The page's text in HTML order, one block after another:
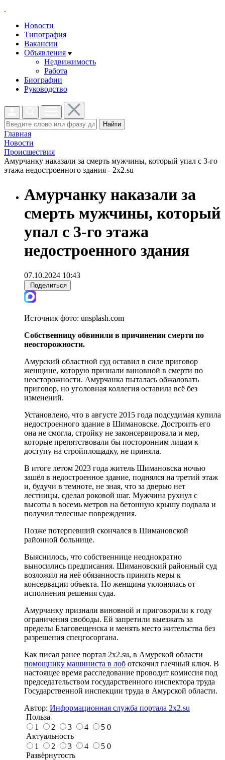
Новости
Типография
Вакансии
Объявления
Недвижимость
Работа
Биографии
Руководство
Найти
Главная
Новости
Проиcшествия
Амурчанку наказали за смерть мужчины, который упал с 3-го
этажа недостроенного здания - 2x2.su
Амурчанку наказали за
смерть мужчины, который
упал с 3-го этажа
недостроенного здания
07.10.2024 10:43
Поделиться
Источник фото: unsplash.com
Собственницу обвинили в причинении смерти по
неосторожности.
Амурский областной суд оставил в силе приговор
женщине, которую признали виновной в смерти по
неосторожности. Амурчанка пыталась обжаловать
приговор, но уголовная коллегия оставила всё без
изменений.
Установлено, что в августе 2015 года подсудимая купила
недостроенного здание в Шимановске. Достроить его
она не смогла, стройку не законсервировала и мер,
которые препятствовали бы посторонним лицам к
доступу на стройплощадку, не приняла.
В итоге летом 2023 года житель Шимановска ночью
зашёл в недостроенное здание, поднялся на третий этаж
и, будучи в темноте, не зная, что за дверью нет
лестницы, сделал роковой шаг. Мужчина рухнул с
высоты в восемь метров на бетонную крышу подвала и
получил телесные повреждения.
Позже потерпевший скончался в Шимановской
районной больнице.
Выяснилось, что собственнице неоднократно
выносились предписания. Шимановский районный суд
возложил на неё обязанность принять меры к
консервации объекта. Но женщина уклонялась от
исполнения решения суда.
Амурчанку признали виновной и приговорили к году
ограничения свободы. Ей запретили выезжать за
пределы Благовещенска и менять место жительства без
разрешения спецгосоргана.
Как писал ранее портал 2х2.su, в Амурской области
помощнику машиниста в лоб отскочил гаечный ключ. В
настоящее время расследование проводит комиссия под
председательством государственного инспектора труда
Государственной инспекции труда в Амурской области.
Автор: Информационная служба портала 2x2.su
Польза
1
2 3 4 5 0
Актуальность
1
2 3 4 5 0
Развёрнутость